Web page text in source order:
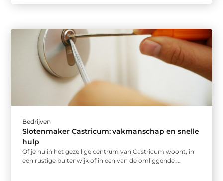
Bedrijven
Slotenmaker Castricum: vakmanschap en snelle
hulp
Of je nu in het gezellige centrum van Castricum woont, in
een rustige buitenwijk of in een van de omliggende ...